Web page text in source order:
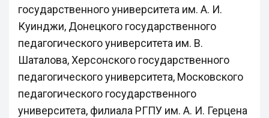
государственного университета им. А. И.
Куинджи, Донецкого государственного
педагогического университета им. В.
Шаталова, Херсонского государственного
педагогического университета, Московского
педагогического государственного
университета, филиала РГПУ им. А. И. Герцена